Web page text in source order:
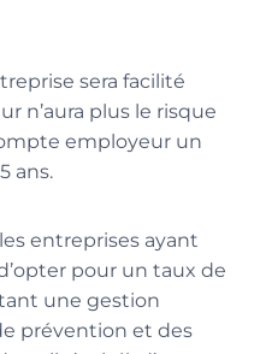
sera facilité
n’aura plus le risque
employeur un
ans.
entreprises ayant
pour un taux de
une gestion
prévention et des